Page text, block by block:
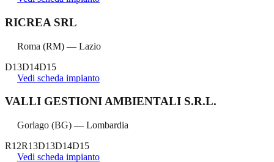
RICREA SRL
Roma (RM) — Lazio
D13D14D15
Vedi scheda impianto
VALLI GESTIONI AMBIENTALI S.R.L.
Gorlago (BG) — Lombardia
R12R13D13D14D15
Vedi scheda impianto